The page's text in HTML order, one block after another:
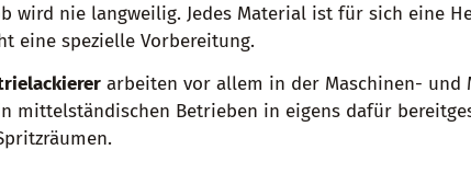
wird nie langweilig. Jedes Material ist für sich eine
eine spezielle Vorbereitung.
arbeiten vor allem in der Maschinen- und
mittelständischen Betrieben in eigens dafür